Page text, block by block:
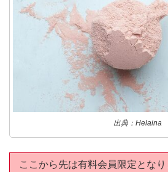
出典：Helaina
ここから先は有料会員限定となり